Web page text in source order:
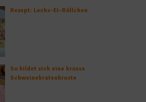
Rezept: Lachs-Ei-Röllchen
So bildet sich eine krosse
Schweinebratenkruste